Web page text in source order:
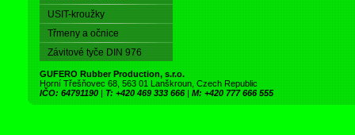
USIT-kroužky
Třmeny a očnice
Závitové tyče DIN 976
GUFERO Rubber Production, s.r.o.
Horní Třešňovec 68, 563 01 Lanškroun, Czech Republic
IČO: 64791190 | T: +420 469 333 666 | M: +420 777 666 555